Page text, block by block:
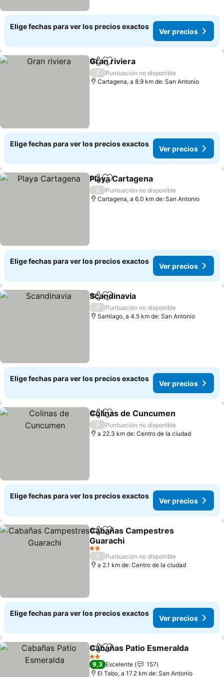
Elige fechas para ver los precios exactos
Ver precios
CompartirAgregar a favoritos
Gran riviera
/
Puntuación no disponible
Cartagena, a 8.9 km de: San Antonio
Elige fechas para ver los precios exactos
Ver precios
CompartirAgregar a favoritos
Playa Cartagena
/
Puntuación no disponible
Cartagena, a 6.0 km de: San Antonio
Elige fechas para ver los precios exactos
Ver precios
CompartirAgregar a favoritos
Scandinavia
/
Puntuación no disponible
Santiago, a 4.5 km de: San Antonio
Elige fechas para ver los precios exactos
Ver precios
CompartirAgregar a favoritos
Colinas de Cuncumen
/
Puntuación no disponible
a 22.3 km de: Centro de la ciudad
Elige fechas para ver los precios exactos
Ver precios
CompartirAgregar a favoritos
Cabañas Campestres
Guarachi
Ver precios
2 Estrellas
/
Puntuación no disponible
a 2.1 km de: Centro de la ciudad
Elige fechas para ver los precios exactos
Ver precios
CompartirAgregar a favoritos
Cabañas Patio Esmeralda
2 Estrellas
9,3 Excelente
157
El Tabo, a 17.2 km de: San Antonio